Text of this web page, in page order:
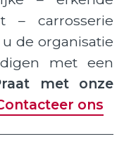
– carrosserie
de organisatie
met een
met onze
ons